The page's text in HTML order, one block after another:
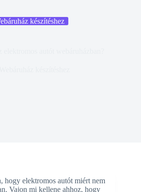
készítéshez
hogy elektromos autót miért nem
Vajon mi kellene ahhoz, hogy